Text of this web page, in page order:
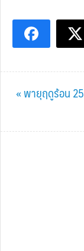
Previous
« พายุฤดูร้อน